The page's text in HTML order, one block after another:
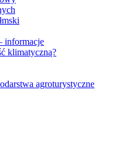
informacje
klimatyczną?
agroturystyczne